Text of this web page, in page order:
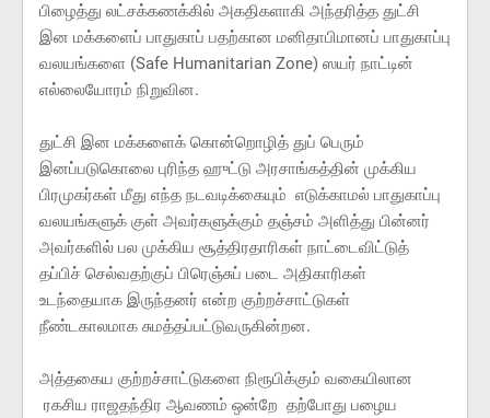
பிழைத்து லட்சக்கணக்கில் அகதிகளாகி அந்தரித்த துட்சி
இன மக்களைப் பாதுகாப் பதற்கான மனிதாபிமானப் பாதுகாப்பு
வலயங்களை (Safe Humanitarian Zone) ஸயர் நாட்டின்
எல்லையோரம் நிறுவின.
துட்சி இன மக்களைக் கொன்றொழித் துப் பெரும்
இனப்படுகொலை புரிந்த ஹுட்டு அரசாங்கத்தின் முக்கிய
பிரமுகர்கள் மீது எந்த நடவடிக்கையும் எடுக்காமல் பாதுகாப்பு
வலயங்களுக் குள் அவர்களுக்கும் தஞ்சம் அளித்து பின்னர்
அவர்களில் பல முக்கிய சூத்திரதாரிகள் நாட்டைவிட்டுத்
தப்பிச் செல்வதற்குப் பிரெஞ்சுப் படை அதிகாரிகள்
உடந்தையாக இருந்தனர் என்ற குற்றச்சாட்டுகள்
நீண்டகாலமாக சுமத்தப்பட்டுவருகின்றன.
அத்தகைய குற்றச்சாட்டுகளை நிரூபிக்கும் வகையிலான
ரகசிய ராஜதந்திர ஆவணம் ஒன்றே தற்போது பழைய